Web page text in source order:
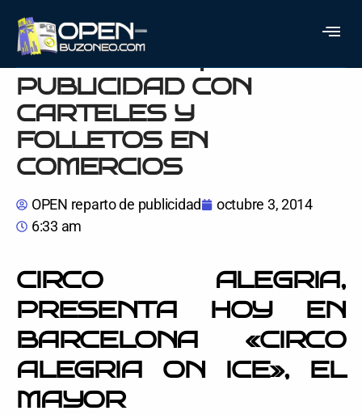
CIRCO ALEGRIA EN
BARCELONA |
PUBLICIDAD CON
CARTELES Y
FOLLETOS EN
COMERCIOS
OPEN reparto de publicidad
octubre 3, 2014
6:33 am
CIRCO ALEGRIA,
PRESENTA HOY EN
BARCELONA «CIRCO
ALEGRIA ON ICE», EL
MAYOR